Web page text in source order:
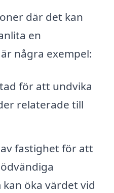
där det kan
en
några exempel:
för att undvika
relaterade till
fastighet för att
öka värdet vid